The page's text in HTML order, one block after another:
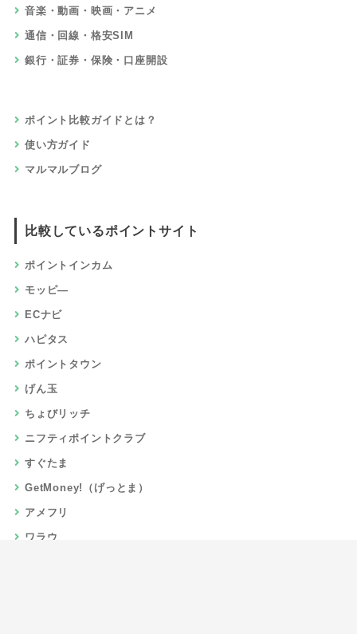
音楽・動画・映画・アニメ
通信・回線・格安SIM
銀行・証券・保険・口座開設
ポイント比較ガイドとは？
使い方ガイド
マルマルブログ
比較しているポイントサイト
ポイントインカム
モッピ―
ECナビ
ハピタス
ポイントタウン
げん玉
ちょびリッチ
ニフティポイントクラブ
すぐたま
GetMoney!（げっとま）
アメフリ
ワラウ